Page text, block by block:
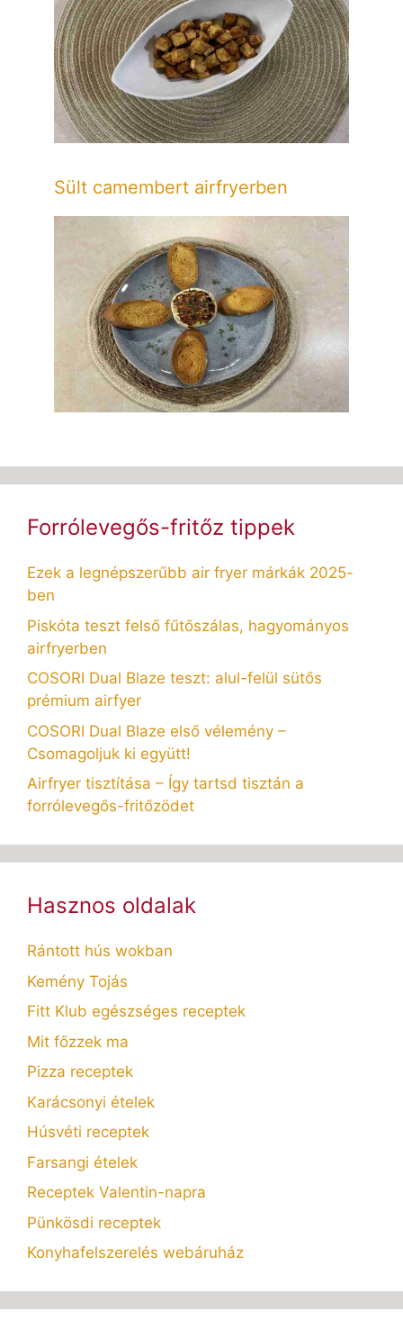
Sült camembert airfryerben
Forrólevegős-fritőz tippek
Ezek a legnépszerűbb air fryer márkák 2025-
ben
Piskóta teszt felső fűtőszálas, hagyományos
airfryerben
COSORI Dual Blaze teszt: alul-felül sütős
prémium airfyer
COSORI Dual Blaze első vélemény –
Csomagoljuk ki együtt!
Airfryer tisztítása – Így tartsd tisztán a
forrólevegős-fritőzödet
Hasznos oldalak
Rántott hús wokban
Kemény Tojás
Fitt Klub egészséges receptek
Mit főzzek ma
Pizza receptek
Karácsonyi ételek
Húsvéti receptek
Farsangi ételek
Receptek Valentin-napra
Pünkösdi receptek
Konyhafelszerelés webáruház